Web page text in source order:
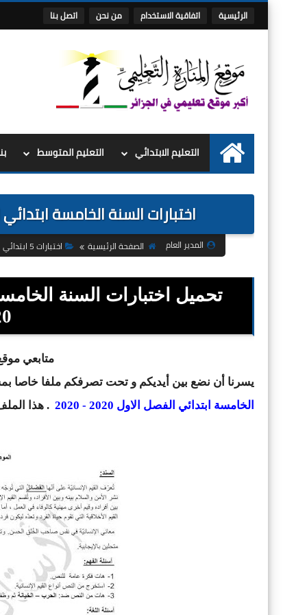
الرئيسية اتفاقية الاستخدام من نحن اتصل بنا
الرئيسية
التعليم الابتدائي التعليم المتوسط
اختبارات السنة الخامسة ابتدائي
المدير العام الصفحة الرئيسية اختبارات 5 ابتدائي ج2
تحميل اختبارات السنة
متابعي
يسرنا أن نضع بين أيديكم و تحت تصرفكم ملفا خاصا
الخامسة ابتدائي الفصل الاول 2020 - 2020
. هذا